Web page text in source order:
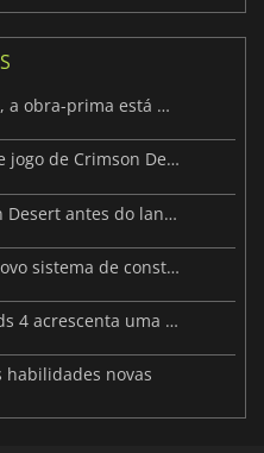
GTA VI: Para além dos atrasos, a obra-prima está quase a chegar
Pearl Abyss revela imagens de jogo de Crimson Desert para a PS5
A controvérsia atinge Crimson Desert antes do lançamento
Subnautica 2 apresenta um novo sistema de construção de bases
O primeiro DLC de Borderlands 4 acrescenta uma nova personagem e muito mais
habilidades novas